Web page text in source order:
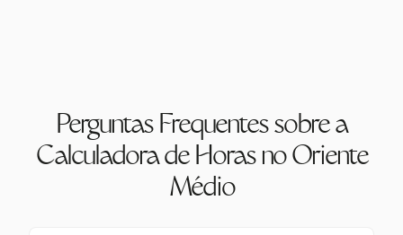
Perguntas Frequentes sobre a
Calculadora de Horas no Oriente
Médio